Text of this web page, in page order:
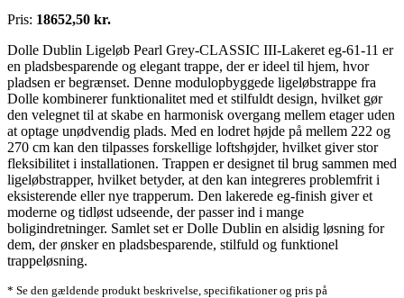
Pris: 18652,50 kr.
Dolle Dublin Ligeløb Pearl Grey-CLASSIC III-Lakeret eg-61-11 er
en pladsbesparende og elegant trappe, der er ideel til hjem, hvor
pladsen er begrænset. Denne modulopbyggede ligeløbstrappe fra
Dolle kombinerer funktionalitet med et stilfuldt design, hvilket gør
den velegnet til at skabe en harmonisk overgang mellem etager uden
at optage unødvendig plads. Med en lodret højde på mellem 222 og
270 cm kan den tilpasses forskellige loftshøjder, hvilket giver stor
fleksibilitet i installationen. Trappen er designet til brug sammen med
ligeløbstrapper, hvilket betyder, at den kan integreres problemfrit i
eksisterende eller nye trapperum. Den lakerede eg-finish giver et
moderne og tidløst udseende, der passer ind i mange
boligindretninger. Samlet set er Dolle Dublin en alsidig løsning for
dem, der ønsker en pladsbesparende, stilfuld og funktionel
trappeløsning.
* Se den gældende produkt beskrivelse, specifikationer og pris på